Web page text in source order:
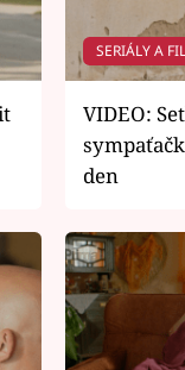
SERIÁLY A
VIDEO:
den